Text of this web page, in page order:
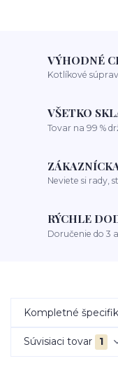
VÝHODNÉ
Kotlíkové
VŠETKO
Tovar na 99 %
Neviete si rady,
RÝCHLE
Doručenie do 3
Kompletné
Súvisiaci tovar 1